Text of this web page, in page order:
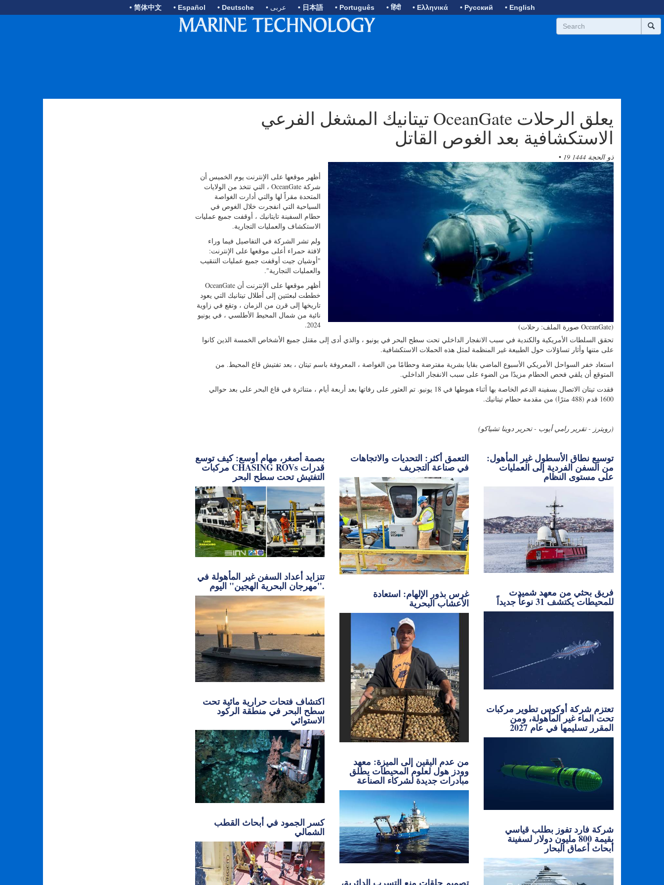
• 简体中文 • Español • Deutsche • عربى • 日本語 • Português • हिंदी • Ελληνικά • Русский • English
تيتانيك المشغل الفرعي OceanGate يعلق الرحلات
الاستكشافية بعد الغوص القاتل
• 19 ذو الحجة 1444
(صورة الملف: رحلات OceanGate)
أظهر موقعها على الإنترنت يوم الخميس أن
شركة OceanGate ، التي تتخذ من الولايات
المتحدة مقراً لها والتي أدارت الغواصة
السياحية التي انفجرت خلال الغوص في
حطام السفينة تايتانيك ، أوقفت جميع عمليات
الاستكشاف والعمليات التجارية.
ولم تشر الشركة في التفاصيل فيما وراء
لافتة حمراء أعلى موقعها على الإنترنت:
"أوشيان جيت أوقفت جميع عمليات التنقيب
والعمليات التجارية".
أظهر موقعها على الإنترنت أن OceanGate
خططت لبعثتين إلى أطلال تيتانيك التي يعود
تاريخها إلى قرن من الزمان ، وتقع في زاوية
نائية من شمال المحيط الأطلسي ، في يونيو
2024.
تحقق السلطات الأمريكية والكندية في سبب الانفجار الداخلي تحت سطح البحر في يونيو ، والذي أدى إلى مقتل جميع الأشخاص الخمسة الذين كانوا
على متنها وأثار تساؤلات حول الطبيعة غير المنظمة لمثل هذه الحملات الاستكشافية.
استعاد خفر السواحل الأمريكي الأسبوع الماضي بقايا بشرية مفترضة وحطامًا من الغواصة ، المعروفة باسم تيتان ، بعد تفتيش قاع المحيط. من
المتوقع أن يلقي فحص الحطام مزيدًا من الضوء على سبب الانفجار الداخلي.
فقدت تيتان الاتصال بسفينة الدعم الخاصة بها أثناء هبوطها في 18 يونيو. تم العثور على رفاتها بعد أربعة أيام ، متناثرة في قاع البحر على بعد حوالي
1600 قدم (488 مترًا) من مقدمة حطام تيتانيك.
(رويترز - تقرير رامي أيوب - تحرير دوينا تشياكو)
بصمة أصغر، مهام أوسع: كيف توسع
مركبات CHASING ROVs قدرات
التفتيش تحت سطح البحر
تتزايد أعداد السفن غير المأهولة في
"مهرجان البحرية الهجين" اليوم.
اكتشاف فتحات حرارية مائية تحت
سطح البحر في منطقة الركود
الاستوائي
كسر الجمود في أبحاث القطب
الشمالي
التعمق أكثر: التحديات والاتجاهات
في صناعة التجريف
غرس بذور الإلهام: استعادة
الأعشاب البحرية
من عدم اليقين إلى الميزة: معهد
وودز هول لعلوم المحيطات يطلق
مبادرات جديدة لشركاء الصناعة
توسيع نطاق الأسطول غير المأهول:
من السفن الفردية إلى العمليات
على مستوى النظام
فريق بحثي من معهد شميدت
للمحيطات يكتشف 31 نوعاً جديداً
تعتزم شركة أوكوس تطوير مركبات
تحت الماء غير المأهولة، ومن
المقرر تسليمها في عام 2027
شركة فارد تفوز بطلب قياسي
بقيمة 800 مليون دولار لسفينة
أبحاث أعماق البحار